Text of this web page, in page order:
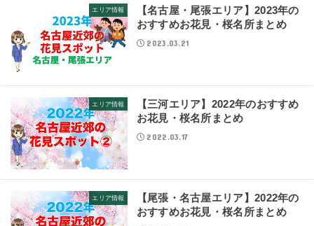
エリア情報
【名古屋・尾張エリア】2023年の
おすすめお花見・桜名所まとめ
2023.03.21
エリア情報
【三河エリア】2022年のおすすめ
お花見・桜名所まとめ
2022.03.17
エリア情報
【尾張・名古屋エリア】2022年の
おすすめお花見・桜名所まとめ